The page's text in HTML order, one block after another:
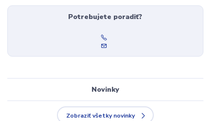
Potrebujete poradiť?
Novinky
Zobraziť všetky novinky